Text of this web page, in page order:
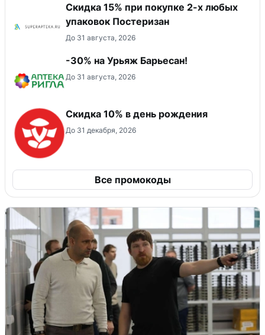
Скидка 15% при покупке 2-х любых
упаковок Постеризан
До 31 августа, 2026
-30% на Урьяж Барьесан!
До 31 августа, 2026
Скидка 10% в день рождения
До 31 декабря, 2026
Все промокоды